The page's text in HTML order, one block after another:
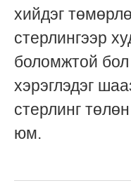
хийдэг
стерлингээр
боломжтой бол
хэрэглэдэг
стерлинг
юм.